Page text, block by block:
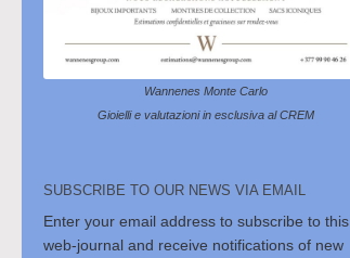
Wannenes Monte Carlo
Gioielli e valutazioni in esclusiva al CREM
SUBSCRIBE TO OUR NEWS VIA EMAIL
Enter your email address to subscribe to this
web-journal and receive notifications of new